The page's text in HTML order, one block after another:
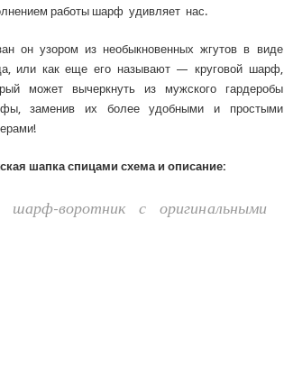
работы шарф удивляет нас.
он узором из необыкновенных жгутов в виде
или как еще его называют — круговой шарф,
может вычеркнуть из мужского гардеробы
заменив их более удобными и простыми
шапка спицами схема и описание:
воротник с оригинальными